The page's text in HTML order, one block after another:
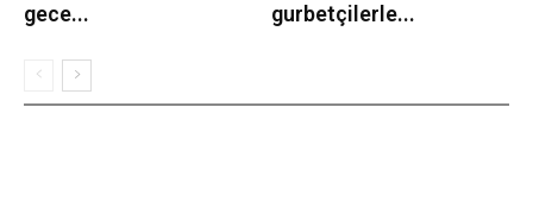
gece...
gurbetçilerle...